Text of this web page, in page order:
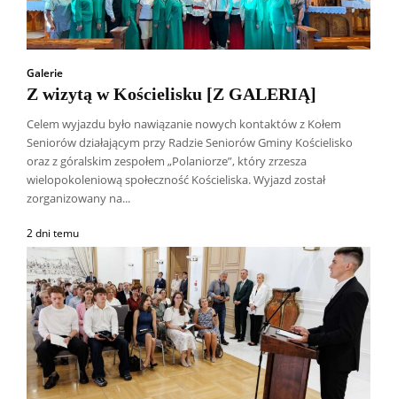
Galerie
Z wizytą w Kościelisku [Z GALERIĄ]
Celem wyjazdu było nawiązanie nowych kontaktów z Kołem
Seniorów działającym przy Radzie Seniorów Gminy Kościelisko
oraz z góralskim zespołem „Polaniorze”, który zrzesza
wielopokoleniową społeczność Kościeliska. Wyjazd został
zorganizowany na...
2 dni temu